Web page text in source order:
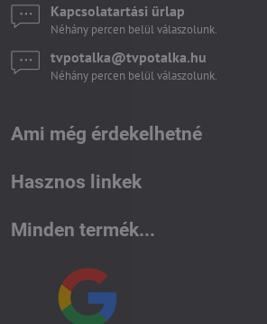
Kapcsolatartási űrlap
Néhány percen belül válaszolunk.
tvpotalka​@tvpotalka​.hu
Néhány percen belül válaszolunk.
Ami még érdekelhetné
Hasznos linkek
Minden termék...